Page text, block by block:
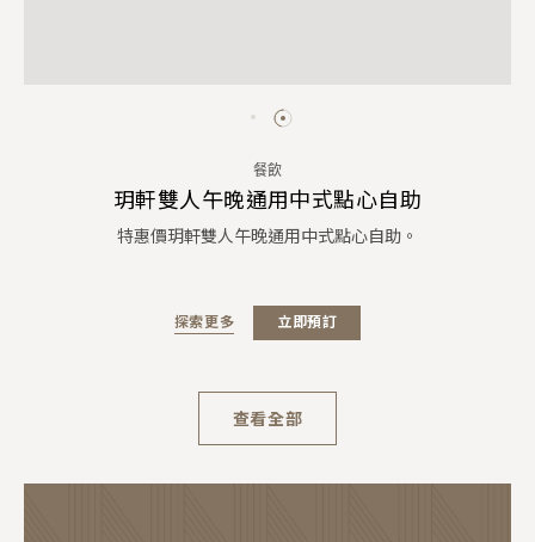
餐飲
玥軒雙人午晚通用中式點心自助
特惠價玥軒雙人午晚通用中式點心自助。
探索更多 立即預訂
查看全部